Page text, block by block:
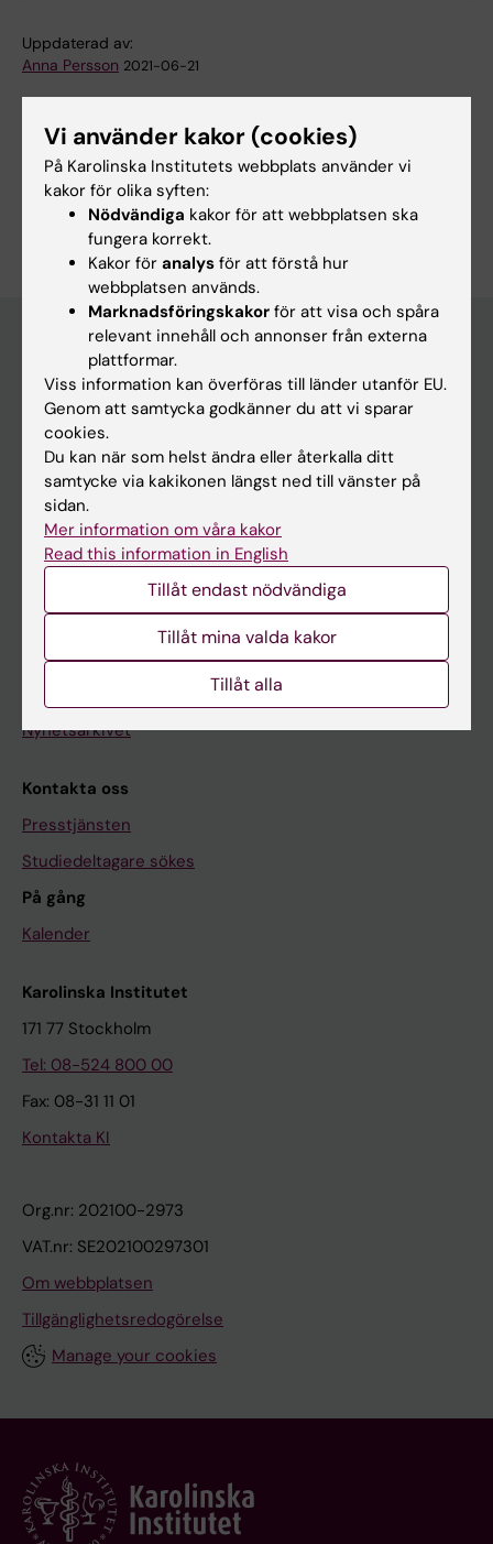
Uppdaterad av:
Anna Persson 2021-06-21
Dela
Upptäck KI
Utbildning
Forskarutbildning
Forskning
Om KI
Redaktionellt material
Medicinsk Vetenskap
Medicinvetarna
Nyhetsarkivet
Kontakta oss
Presstjänsten
Studiedeltagare sökes
På gång
Kalender
Karolinska Institutet
171 77 Stockholm
Tel: 08-524 800 00
Fax: 08-31 11 01
Kontakta KI
Org.nr: 202100-2973
VAT.nr: SE202100297301
Om webbplatsen
Tillgänglighetsredogörelse
Manage your cookies
Vi använder kakor (cookies)
På Karolinska Institutets webbplats använder vi
kakor för olika syften:
Nödvändiga kakor för att webbplatsen ska
fungera korrekt.
Kakor för analys för att förstå hur
webbplatsen används.
Marknadsföringskakor för att visa och spåra
relevant innehåll och annonser från externa
plattformar.
Viss information kan överföras till länder utanför EU.
Genom att samtycka godkänner du att vi sparar
cookies.
Du kan när som helst ändra eller återkalla ditt
samtycke via kakikonen längst ned till vänster på
sidan.
Mer information om våra kakor
Read this information in English
Tillåt endast nödvändiga
Tillåt mina valda kakor
Tillåt alla